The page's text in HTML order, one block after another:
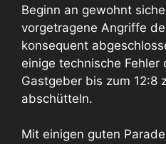
Beginn an gewohnt
vorgetragene Angriffe
konsequent
einige technische Fehler
Gastgeber bis zum 12:8
abschütteln.
Mit einigen guten